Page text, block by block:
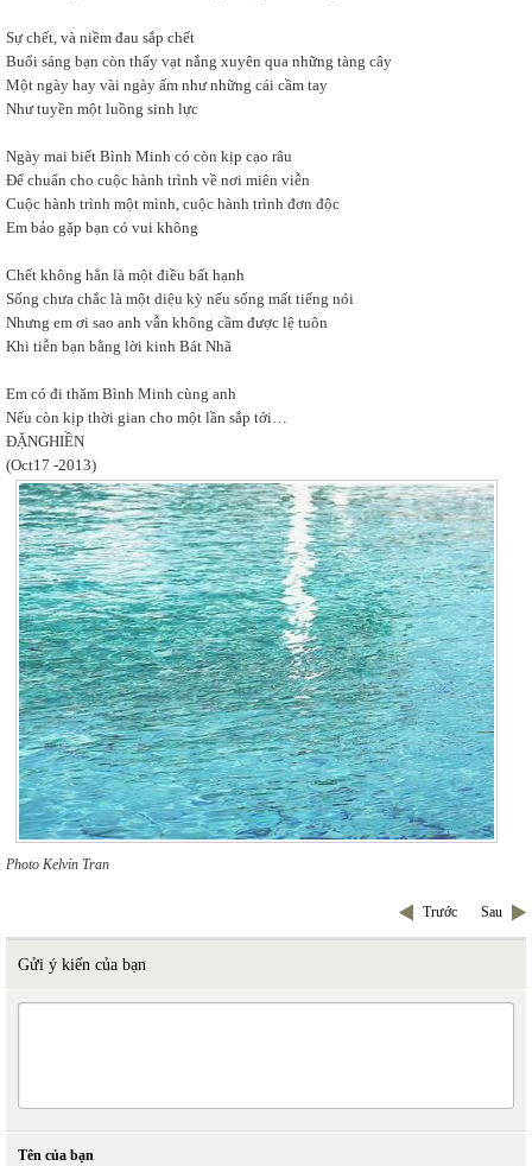
Sự chết, và niềm đau sắp chết
Buổi sáng bạn còn thấy vạt nắng xuyên qua những tàng cây
Một ngày hay vài ngày ấm như những cái cầm tay
Như tuyền một luồng sinh lực
Ngày mai biết Bình Minh có còn kịp cạo râu
Để chuẩn cho cuộc hành trình về nơi miên viễn
Cuộc hành trình một mình, cuộc hành trình đơn độc
Em bảo gặp bạn có vui không
Chết không hẳn là một điều bất hạnh
Sống chưa chắc là một diệu kỳ nếu sống mất tiếng nói
Nhưng em ơi sao anh vẫn không cầm được lệ tuôn
Khi tiễn bạn bằng lời kinh Bát Nhã
Em có đi thăm Bình Minh cùng anh
Nếu còn kịp thời gian cho một lần sắp tới…
ĐẶNGHIỀN
(Oct17 -2013)
Photo Kelvin Tran
Trước Sau
Gửi ý kiến của bạn
Tên của bạn